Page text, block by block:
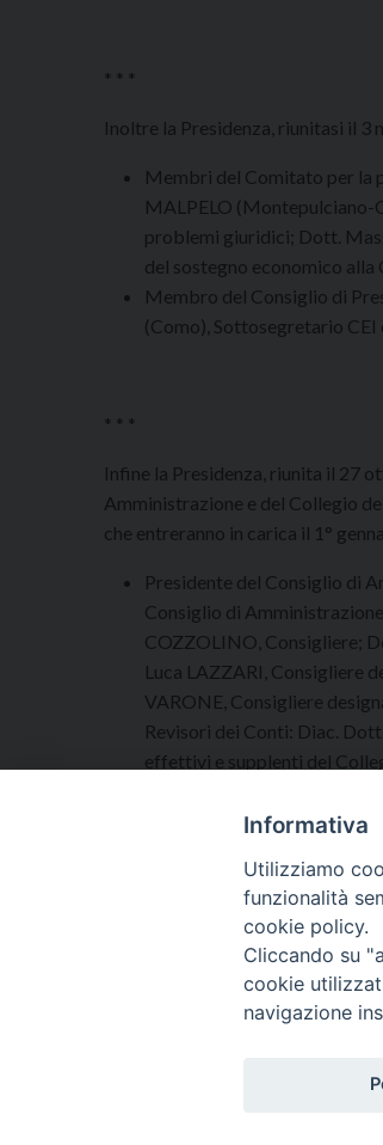
* * *
Inoltre la Presidenza, riunitasi il 3
Membri del Comitato per la
MALPELO (Montepulciano-
problemi giuridici; Dott.
del sostegno economico alla
Membro del Consiglio di
(Como), Sottosegretario
* * *
Infine la Presidenza, riunita il 27
Amministrazione e del Collegio
che entreranno in carica il 1°
Presidente del Consiglio di
Consiglio di
COZZOLINO, Consigliere;
Luca LAZZARI, Consigliere
VARONE, Consigliere
Revisori dei Conti: Diac.
effettivi e supplenti del
supplente; Dott.ssa
Informativa
Utilizziamo
funzionalità
cookie policy.
Cliccando su
cookie
navigazione